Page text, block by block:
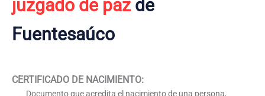
juzgado de pazde
Fuentesaúco
CERTIFICADO DE NACIMIENTO:
Documento que acredita el nacimiento de una persona,